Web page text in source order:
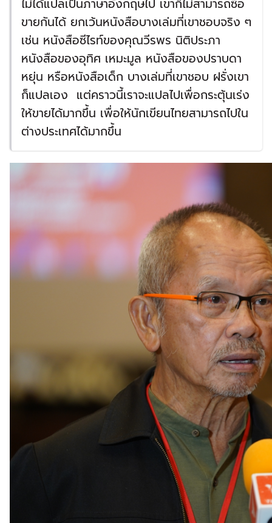
ไม่ได้แปลเป็นภาษาอังกฤษไป เขาก็ไม่สามารถซื้อ
ขายกันได้ ยกเว้นหนังสือบางเล่มที่เขาชอบจริง ๆ
เช่น หนังสือซีไรท์ของคุณวีรพร นิติประภา
หนังสือของอุทิศ เหมะมูล หนังสือของปราบดา
หยุ่น หรือหนังสือเด็ก บางเล่มที่เขาชอบ ฝรั่งเขา
ก็แปลเอง แต่คราวนี้เราจะแปลไปเพื่อกระตุ้นเร่ง
ให้ขายได้มากขึ้น เพื่อให้นักเขียนไทยสามารถไปใน
ต่างประเทศได้มากขึ้น